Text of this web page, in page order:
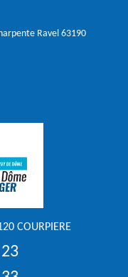
Ravel 63190
COURPIERE